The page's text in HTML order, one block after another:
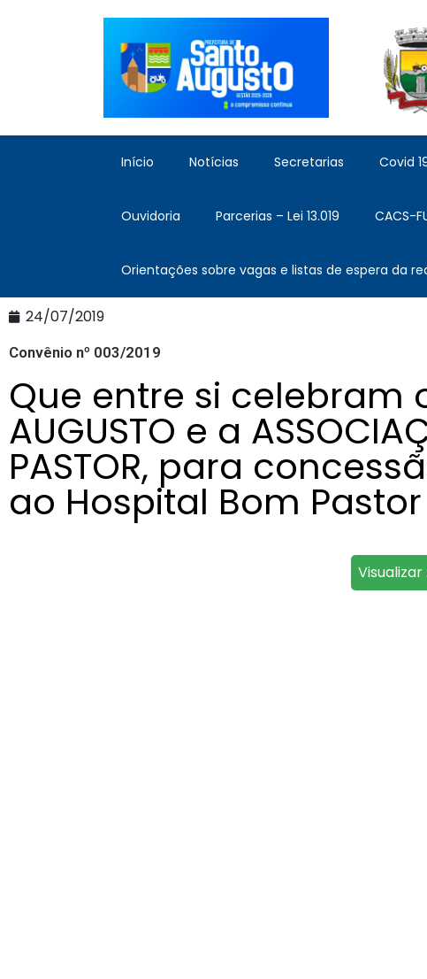
Início Notícias Secretarias Covid
Ouvidoria Parcerias – Lei 13.019 CACS-
Orientações sobre vagas e listas de espera da
24/07/2019
Convênio nº 003/2019
Que entre si celebram o
AUGUSTO e a
PASTOR, para
ao Hospital Bom